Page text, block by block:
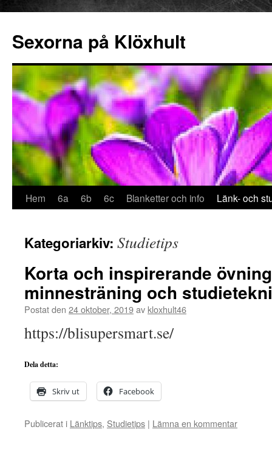
Sexorna på Klöxhult
Hoppa
innehåll
Hem 6a 6b 6c Blanketter och info Länk- och
Kategoriarkiv: Studietips
Korta och inspirerande
minnesträning och
Postat den 24 oktober, 2019av kloxhult46
https://blisupersmart.se/
Dela detta:
Skriv ut Facebook
Publicerat i Länktips, Studietips | Lämna en kommentar